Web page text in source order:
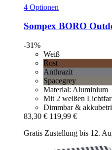
4 Optionen
Sompex BORO
-31%
Weiß
Rost
Anthrazit
Spacegrey
Material: Aluminium
Mit 2 weißen
Dimmbar &
83,30 € 119,99 €
Gratis Zustellung bis 12.